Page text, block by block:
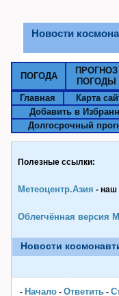
Новости
ПОГОДА
ПРОГНОЗ
ПОГОДЫ
Главная Карта
Добавить в
Долгосрочный
Полезные ссылки:
Метеоцентр.Азия - наш
Облегчённая версия
Новости
- Начало - Ответить -